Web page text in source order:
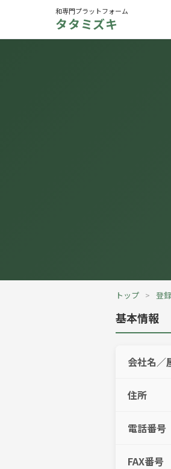
和専門プラットフォーム
タタミズキ
トップ 登
基本情報
会社名／
住所
電話番号
FAX番号